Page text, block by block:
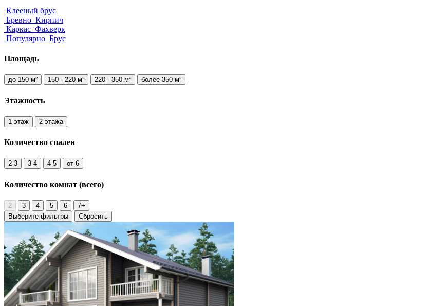
Клееный брус
Бревно Кирпич
Каркас Фахверк
Популярно Брус
Площадь
до 150 м² 150 - 220 м² 220 - 350 м² более 350 м²
Этажность
1 этаж 2 этажа
Количество спален
2-3 3-4 4-5 от 6
Количество комнат (всего)
2 3 4 5 6
7+
Выберите фильтры
Сбросить